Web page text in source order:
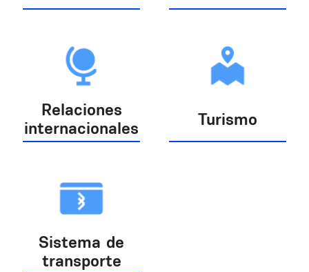
Relaciones
internacionales
Turismo
Sistema de
transporte